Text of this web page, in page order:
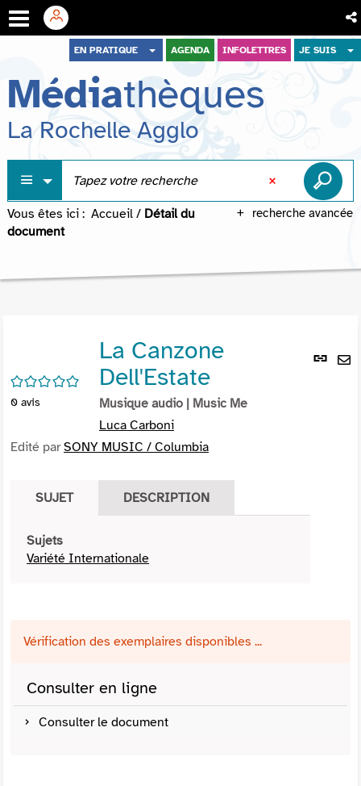
menu
contenu
recherche
EN PRATIQUE AGENDA INFOLETTRES JE SUIS
Médiathèques
La Rochelle Agglo
recherche avancée
Vous êtes ici : Accueil / Détail du
document
Lien
/5
0 avis
La Canzone
Dell'Estate
Musique audio | Music Me
Luca Carboni
Edité parSONY MUSIC / Columbia
SUJET DESCRIPTION
Sujets
Variété Internationale
Vérification des exemplaires disponibles ...
Consulter en ligne
Consulter le document